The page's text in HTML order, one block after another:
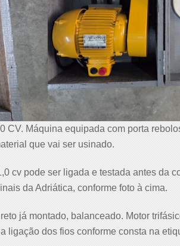
CV. Máquina equipada com porta
que vai ser usinado.
cv pode ser ligada e testada antes da
da Adriática, conforme foto à cima.
já montado, balanceado. Motor
ligação dos fios conforme consta na